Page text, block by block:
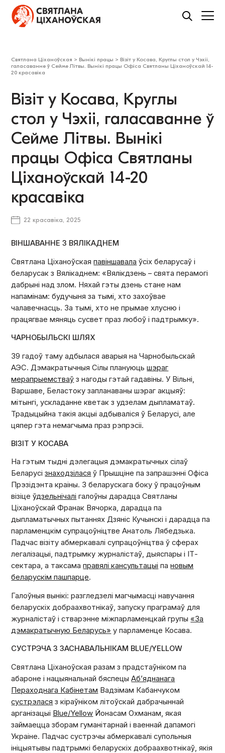
Святлана Ціханоўская > Вынікі працы > Візіт у Косава, Круглы стол у Чэхіі,
галасаванне ў Сейме Літвы. Вынікі працы Офіса Святланы Ціханоўскай 14-
20 красавіка
Візіт у Косава, Круглы
стол у Чэхіі, галасаванне ў
Сейме Літвы. Вынікі
працы Офіса Святланы
Ціханоўскай 14-20
красавіка
22 красавіка, 2025
ВІНШАВАННЕ З ВЯЛІКАДНЕМ
Святлана Ціханоўскаяпавіншавала ўсіх беларусаў і
беларусак з Вялікаднем: «Вялікдзень – свята перамогі
дабрыні над злом. Няхай гэты дзень стане нам
напамінам: будучыня за тымі, хто захоўвае
чалавечнасць. За тымі, хто не прымае хлусню і
працягвае мяняць сусвет праз любоў і падтрымку».
ЧАРНОБЫЛЬСКІ ШЛЯХ
39 гадоў таму адбылася аварыя на Чарнобыльскай
АЭС. Дэмакратычныя Сілы плануюцьшэраг
мерапрыемстваў з нагоды гэтай гадавіны. У Вільні,
Варшаве, Беластоку запланаваны шэраг акцыяў:
мітынгі, ускладанне кветак з удзелам дыпламатаў.
Традыцыйна такія акцыі адбываліся ў Беларусі, але
цяпер гэта немагчыма праз рэпрэсіі.
ВІЗІТ У КОСАВА
На гэтым тыдні дэлегацыя дэмакратычных сілаў
Беларусізнаходзілася ў Прышціне па запрашэнні Офіса
Прэзідэнта краіны. З беларускага боку ў працоўным
візіцеўдзельнічалі галоўны дарадца Святланы
Ціханоўскай Франак Вячорка, дарадца па
дыпламатычных пытаннях Дзяніс Кучынскі і дарадца па
парламенцкім супрацоўніцтве Анатоль Лябедзька.
Падчас візіту абмеркавалі супрацоўніцтва ў сферах
легалізацыі, падтрымку журналістаў, дыяспары і ІТ-
сектара, а таксамаправялі кансультацыі пановым
беларускім пашпарце.
Галоўныя вынікі: разгледзелі магчымасці навучання
беларускіх добраахвотнікаў, запуску праграмаў для
журналістаў і стварэнне міжпарламенцкай групы «За
дэмакратычную Беларусь» у парламенце Косава.
СУСТРЭЧА З ЗАСНАВАЛЬНІКАМ BLUE/YELLOW
Святлана Ціханоўская разам з прадстаўніком па
абароне і нацыянальнай бяспецыАб’яднанага
Пераходнага Кабінетам Вадзімам Кабанчуком
сустрэлася з кіраўніком літоўскай дабрачыннай
арганізацыі Blue/Yellow Йонасам Охманам, якая
займаецца зборам гуманітарнай і ваеннай дапамогі
Украіне. Падчас сустрэчы абмеркавалі супольныя
ініцыятывы падтрымкі беларускіх добраахвотнікаў, якія